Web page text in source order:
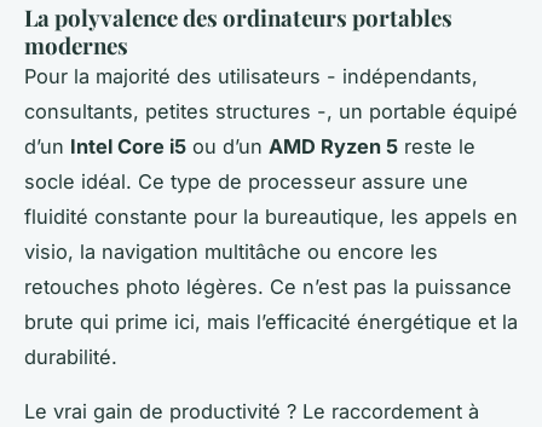
La polyvalence des ordinateurs portables
modernes
Pour la majorité des utilisateurs - indépendants,
consultants, petites structures -, un portable équipé
d’un Intel Core i5 ou d’un AMD Ryzen 5 reste le
socle idéal. Ce type de processeur assure une
fluidité constante pour la bureautique, les appels en
visio, la navigation multitâche ou encore les
retouches photo légères. Ce n’est pas la puissance
brute qui prime ici, mais l’efficacité énergétique et la
durabilité.
Le vrai gain de productivité ? Le raccordement à